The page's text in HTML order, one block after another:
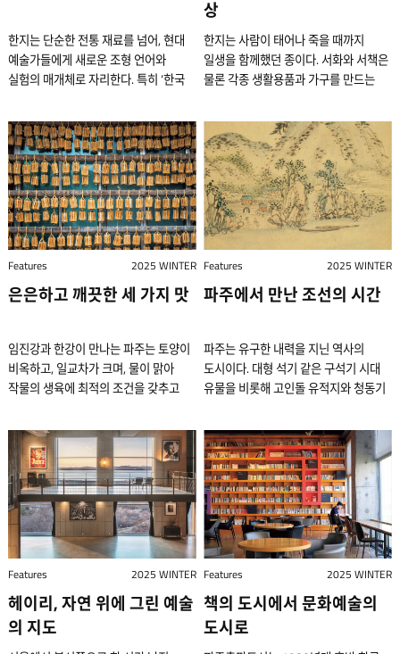
한식 조리서 『더 코리안 쿡북』을
세계적 예술 출판사 파이돈에서
발행하며, 한식의 가치를 전 세계에
베스트 레스토랑의 한국 의장으로서,
글로벌 미식계에서 한국의 목소리를
대변하는 오피니언 리더로 활약 중이다.
미슐랭 가이드가 보수적이며 엄격한
관점으로 톱 레스토랑을 선정하는 데
반해 월드 50 베스트 레스토랑은
트렌드를 이끄는 화두를 던지는
레스토랑에 방점을 둔다. 최근 국내에서
파인 다이닝 문화가 급부상하고 있다.
경제 시대가 도래하기 마련이다.
우리나라의 GDP가 3만 달러를 돌파한
게 2017년인데, 그즈음 때맞춰 미슐랭
의미심장하다. 다른 한편으로는
셰프들의 도전이 주효했다고 본다.
한국은 1980년대만 해도 해외 여행이
자유롭지 않았는데, 1989년 해외 여행
자유화 이후 유학을 다녀오거나 해외
선진 레스토랑을 경험한 셰프들이
불모지나 다름없는 이 땅에 파인
다이닝을 뿌리내리기 위해 각고의
다이닝이 세계적으로 주목받는 이유는
뭘까? 우리는 오랫동안 보유해온 자산이
왕들은 국가적 행사가 자신과 관련될
경우, 두 번은 거절하고 세 번째에
허락하는 관행이 있었다. 왕의 윤허가
떨어지면, 행사 주관자는 잔치 전반을
일정, 참석자, 규모, 상차림 등 세세한
내용이 확정됐다. 왕실 연회의 기획과
준비 국립고궁박물관 상설전시실에서
볼 수 있는 조선 왕실의 연회 상차림
재현 모습이다. 잔치의 주인공 뒤에는
일월오봉도나 십장생도 같은 병풍을
세우고, 앞에는 잔치의 규모와 주인공의
신분에 맞게 음식상을 차렸다. 또한
꽃으로 장식한 항아리와 촛대 등을
문제는 적어도 10년에 한 번은 열리는
왕실 잔치를 준비할 대형 부엌이 궁궐에
없다는 사실이었다. 저장 음식을
만드는 생과방이 궐내에 있긴 했지만,
연회 음식을 장만하기에는 턱없이
작았다. 이처럼 큰 부엌이 없었던 이유는
유학 이념이 왕과 왕비에게도
적용되었기 때문이다. 당시에는 부부라
할지라도 서로의 역할에 엄격한 구별이
있어야 하며, 생활도 따로 해야 한다고
생각했다. 그래서 왕과 왕비는 각자의
혼자했다. 각각의 처소 근처에 작은
부엌이 마련돼 있었기에 큰 부엌이
순위를 발표하는 미식 행사 ‘아시아
베스트 레스토랑 50’에도 이름을
올리는 레스토랑이 늘고 있다. 다양한
데이터를 기반으로 전 세계 레스토랑
미식 가이드 ‘라 리스트’에도 한국
레스토랑 진입 속도가 빠르다. 정관
스님이 죽순을 손질하고 있다. 한국 사찰
음식의 대가로 통하는 정관 스님은
넷플릭스 다큐멘터리 시리즈 에 출연해
해외에도 널리 알려졌으며, 국내외
정상급 셰프들에게 큰 영향을 끼쳤다.
지난해에는 사찰 음식에 담긴 지혜와
레시피를 정리한 첫 에세이 『정관 스님
나의 음식』을 출판했다. ⓒ 베로니크
파인 다이닝 식문화는 스타 셰프를
배출하기 마련이다. 국내에선 대표적인
인물이 강민구 셰프다. 그는 지난해에
있는 레스토랑에서 잠시 일한 적 있지만
유학파는 아니다. 국내 대학의
조리학과를 졸업하고 현장에서 실력을
쌓았다. 그의 레스토랑 ‘밍글스’는
2014년 문을 열었다. 당시 한식 DNA를
심은 그의 메뉴에 식도락가들은 고개를
갸우뚱했다. 밍글스 이전에 한국 파인
다이닝의 시초가 된 정식당의 단품들과
차별성이 있을지 의문을 가졌다.
정식당의 임정식 셰프는 서양식
플레이팅에 비빔밥 같은 우리네 음식을
사실은 분명하다. 특급 호텔에서 태동한
미식 문화 파인 다이닝 레스토랑에서
인테리어는 셰프가 추구하는 요리
철학을 직관적으로 보여주는 시각적
장치이자 미식 경험 설계의 중요한 요소
밍글스의 내부 모습이다. 한국적 정서를
담고 있으면서도 새로움을 추구하는
강민구 셰프의 철학이 엿보이는
공간이다. ⓒ 밍글스 우리나라 고급
미식의 역사는 특급 호텔에서 시작됐다.
한국 관광·호텔 산업의 본격적 태동기인
1970~80년대, 서울 호텔 신라와
조선호텔, 롯데호텔 등 이 시기의 특급
호텔 레스토랑은 프랑스 요리와 서양식
코스 다이닝을 우리 사회에 처음으로
출발점이 됐다. 이곳들은 주로 비즈니스
접대나 외교 행사를 위한 공간이었고,
일반 대중은 좀처럼 가까이하기 어려운
성장과 함께 해외 여행 인구가 늘어났기
때문이다. 미식 선진지의 고급
레스토랑을 경험한 사람들이
국내에서도 유사한 식사 문화를 찾기
시작했다. 또한 TV 매체와 잡지를 통해
서양 요리 문화와 유명 셰프의 이야기가
소개된 것도 이 무렵이다. 자연스레 고급
식사에 대한 관심이 생겨났고, 그 수요는
천천히, 꾸준히 쌓여 갔다. 유학파
셰프들의 등장 2000년대 초반,
결정적인 변화의 씨앗이 뿌려졌다. 미국
있다. 가장 확실한 이유는 한지 자체가
최고의 매체이자 소재이기 때문일
것이다. 한지가 제작되는 과정을
정성스러운 소재가 또 있을까 싶다.
닥나무를 심고, 수시로 순을 솎아내고,
잿물을 만들기 위한 농사를 따로 짓고,
겨울이 가까워지면 마침내 닥나무를
찌고 말리고 삶고 세척해 한 장의 종이로
만들어낸다. 공예 작가들이 사용하는
모든 재료는 표면에 그 ‘물성의 영혼’이
고스란히 드러나는데, 한지도 그러하다.
보면, 이 소재로 쓰임이 있는 무언가를
무한한 가능성 라이프 에티켓 브랜드
희녹이 2026년을 맞아 섬유예술가
고소미와 협업하여 출시한 '새해
에디션'. 여러 장의 한지를 겹쳐 만든
유연한 질감을 느끼게 하고, 한지를
변형해 만든 ‘소원 돌’은 돌을 쌓으며
행복과 건강을 빌던 풍속에서 착안해
만든 오브제다. 희녹 제공 한지를 주요
소재로 작업하는 고소미는 지금 이 순간
한지의 매력과 가능성을 가장 넓게
보여주는 아티스트 중 한 명이다. 한지
가리개부터 조명, 오브제와 직물 회화에
이르기까지 다양한 작업을 선보인다. 이
모든 것을 가능케 하는 무기는 그녀가
직접 개발한 한지사, 즉 한지로 만든
닥나무의 생육 환경을 비롯해 제조
한국공예·디자인문화진흥원 제공
종이는 연약한 물질로 인식된다. 손에
쥐면 구겨지고, 물에 닿으면 흐트러지며,
인류는 이 연약한 재료에 역사를
기록했고, 예술을 남겼으며, 기억을
보존해 왔다. 종이는 약하지만, 가장
오래 버텨온 매체이기도 하다. 종이
중에서도 한지는 특별한 위치에 있다.
한지는 단순히 ‘한국의 전통 종이’라는
설명만으로는 담기 어려운 물성을
지닌다. 손끝으로 만졌을 때 느껴지는
조직감, 빛을 머금은 듯 은은하게 비치는
않는 탄력. 이러한 한지의 물성이 최근
유럽의 문화재 복원 현장에서 주목받고
있다. 국제 복원지 시장에서는 오랫동안
일본의 화지가 사실상 표준처럼 사용돼
방식이 정밀해질수록 종이 자체가
유물에 개입하는 정도와 물성이 더욱
섬세하게 검증된다. 그 과정에서 한지는
대안이 아니라, 또 하나의 선택지이자
새로운 표준 후보로 조용히 이름을
올리고 있다. 복원이라는 가장 보수적인
영역에서 그 가치를 증명하고 있는
것이다. 복원지의 조건 문화재 복원에서
종이는 단순한 보강재가 아니다.
복원지는 원본을 떠받치되, 원본을
앞서서는 안 된다. 너무 강하면 원본을
한지는 단순한 전통 재료를 넘어, 현대
예술가들에게 새로운 조형 언어와
실험의 매개체로 자리한다. 특히 ‘한국
갈망한 이들에게 한지는 그 자체로
비서구적 예술 철학의 구현을 가능케 한
본질적 방법론이었다. 천년 역사를 가진
한지는 시대의 미감과 예술의 가치가
급변하고 있는 오늘날에도 한국 미술의
동시대성을 생생하게 증명하는 예술
언어로 주목받고 있다. < Opening 21
피그먼트 프린트. 145.5 x 76.5cm. ed.
10+3AP. 작가 및 PKM 갤러리 제공 <
Mulberry paper. 75.5 x 144.5cm.
작가 및 PKM 갤러리 제공 한국의 현대
미술가들이 한지를 작업에 적극적으로
대표적으로 ‘미술 한류’의 신호탄을 쏘아
올린 단색화의 경우를 보자. 이들
작가들에게 한지는 단순한 전통 재료
이상으로, 작품의 존재 이유를 대변하는
고도의 매체에 가까웠다. 서양의
캔버스가 물감이라는 핵심 재료를
받아내는 보조적 위치에 충실했던 반면,
단색화에서 한지는 보다 주체적 역할을
젖은 한지에 선 혹은 골을 만들어내는
반복적 행위로 작가 자신의 신체성 및
정신성을 담아낸 작업이다. 또 권영우는
상
한지는 사람이 태어나 죽을 때까지
일생을 함께했던 종이다. 서화와 서책은
물론 각종 생활용품과 가구를 만드는
한지 공예 기법이 발달할 수 있었다.
또한 한옥 부재로 사용돼 한국인의 주거
문화 속에도 깊숙이 뿌리내렸다.
2024년 국립민속박물관 파주에서 열린
수장형 전시 의 전시작 중 일부인 김선애
장인의 작품. 높이 153㎝의 발을
비롯해 두 점의 달항아리 모두 지승을
손으로 비벼서 노끈을 만들고, 이를
엮어서 기물을 만드는 전통 공예이다.
적이 있다. 독일이 자랑하는 대표적인
과학 박물관으로 널리 알려진 곳이다.
여기서 뜻밖의 전시물과 마주쳤는데,
만든 일상복을 실물로 접하기는
처음이었다. 문헌에서나 마주쳤던
종이옷을 먼 타국에서 대면하게 되니,
미묘한 감회에 휩싸여 그 앞에 한참
붙들려 있었다. 종이옷은 수의나 종교
의례 시 사용한 예가 있고,
『조선왕조실록』에는 변방의
군사들에게 솜 대신 종이를 넣은
나온다. 숙종(재위 1674∼1720)은
추위에 떠는 유랑 거지에게 종이옷을
입혀 돌보라 일렀다. 종이옷이
Features 2025 WINTER
은은하고 깨끗한 세 가지 맛
임진강과 한강이 만나는 파주는 토양이
비옥하고, 일교차가 크며, 물이 맑아
작물의 생육에 최적의 조건을 갖추고
쌀은 조선 시대 왕실에 진상될 정도로
품질이 뛰어났다. 쌀과 함께 인삼과
장단콩도 파주의 청정 자연이 선사하는
건강한 먹거리다. 메주는 간장, 된장,
고추장을 담글 때 사용하는 재료다.
전통적인 메주 제조는 콩을 삶은 후
뭉쳐서 네모난 덩어리를 만들고, 이를
발효되는 시간을 장기간 거친다.
1960년대 이후 메주를 좀 더 간편하게
만들기 위해 배양 균주를 인위적으로
Features 2025 WINTER
파주에서 만난 조선의 시간
파주는 유구한 내력을 지닌 역사의
도시이다. 대형 석기 같은 구석기 시대
유물을 비롯해 고인돌 유적지와 청동기
사람이 살았음을 말해준다. 또한
고대부터 한반도의 남북을 잇는 교통의
중심지였다. 무엇보다 이곳에는 조선
시대를 대표하는 인물들의 흔적이 짙게
남아 지나간 이야기를 들려준다. 은 조선
후기 최고의 화가였던 김홍도의 아들
김양기가 그린 그림이다. 화폭 왼쪽
임진나루가 잘 묘사돼 있으며, 또한
한국전쟁 때 소실된 성문 ‘진서문’의
모습도 확인할 수 있다. ⓒ
Features 2025 WINTER
헤이리, 자연 위에 그린 예술
의 지도
Features 2025 WINTER
책의 도시에서 문화예술의
도시로